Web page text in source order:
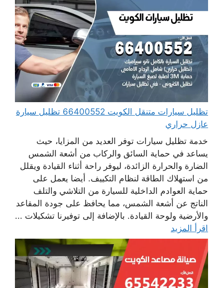
تظليل سيارات متنقل الكويت 66400552 تظليل سيارة
عازل حراري
خدمة تظليل سيارات توفر العديد من المزايا، حيث
يساعد في حماية السائق والركاب من أشعة الشمس
الضارة والحرارة الزائدة، ليوفر راحة أثناء القيادة ويقلل
من استهلاك الطاقة لنظام التكييف. أيضا يعمل على
حماية العوادم الداخلية للسيارة من التلاشي والتلف
الناتج عن أشعة الشمس، مما يحافظ على جودة المقاعد
والأرضية ولوحة القيادة. بالإضافة إلى توفيرنا تشكيلات ...
اقرأ المزيد